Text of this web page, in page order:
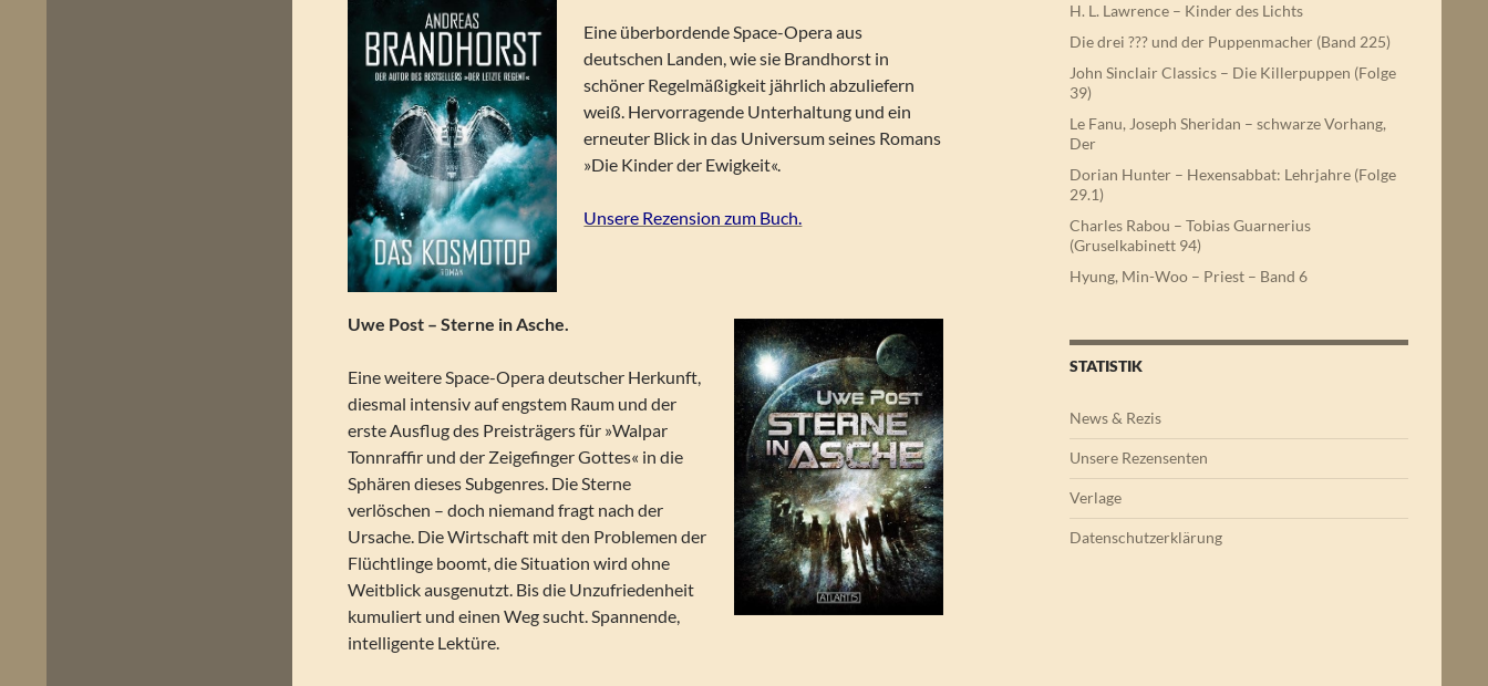
Eine überbordende Space-Opera aus
deutschen Landen, wie sie Brandhorst in
schöner Regelmäßigkeit jährlich abzuliefern
weiß. Hervorragende Unterhaltung und ein
erneuter Blick in das Universum seines Romans
»Die Kinder der Ewigkeit«.
Unsere Rezension zum Buch.
Uwe Post – Sterne in Asche.
Eine weitere Space-Opera deutscher Herkunft,
diesmal intensiv auf engstem Raum und der
erste Ausflug des Preisträgers für »Walpar
Tonnraffir und der Zeigefinger Gottes« in die
Sphären dieses Subgenres. Die Sterne
verlöschen – doch niemand fragt nach der
Ursache. Die Wirtschaft mit den Problemen der
Flüchtlinge boomt, die Situation wird ohne
Weitblick ausgenutzt. Bis die Unzufriedenheit
kumuliert und einen Weg sucht. Spannende,
intelligente Lektüre.
H. L. Lawrence – Kinder des Lichts
Die drei ??? und der Puppenmacher (Band 225)
John Sinclair Classics – Die Killerpuppen (Folge
39)
Le Fanu, Joseph Sheridan – schwarze Vorhang,
Der
Dorian Hunter – Hexensabbat: Lehrjahre (Folge
29.1)
Charles Rabou – Tobias Guarnerius
(Gruselkabinett 94)
Hyung, Min-Woo – Priest – Band 6
STATISTIK
News & Rezis
Unsere Rezensenten
Verlage
Datenschutzerklärung